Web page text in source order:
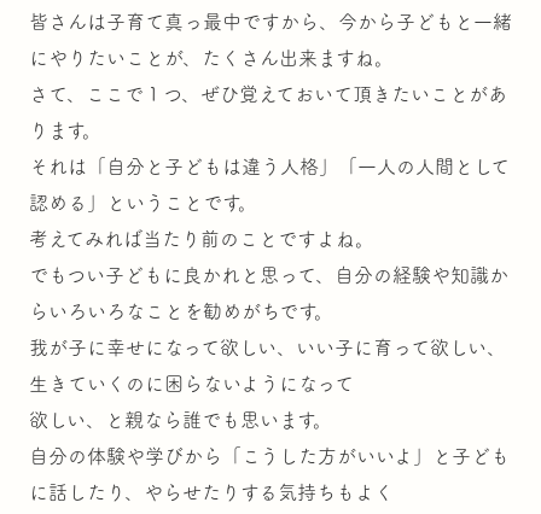
皆さんは子育て真っ最中ですから、今から子どもと一緒
にやりたいことが、たくさん出来ますね。
さて、ここで１つ、ぜひ覚えておいて頂きたいことがあ
ります。
それは「自分と子どもは違う人格」「一人の人間として
認める」ということです。
考えてみれば当たり前のことですよね。
でもつい子どもに良かれと思って、自分の経験や知識か
らいろいろなことを勧めがちです。
我が子に幸せになって欲しい、いい子に育って欲しい、
生きていくのに困らないようになって
欲しい、と親なら誰でも思います。
自分の体験や学びから「こうした方がいいよ」と子ども
に話したり、やらせたりする気持ちもよく